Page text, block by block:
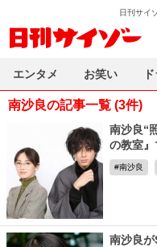
日刊サイ
南沙良の記事一覧 (3件)
南沙良“
の教室
南沙良
南沙良
エンタメ お笑い